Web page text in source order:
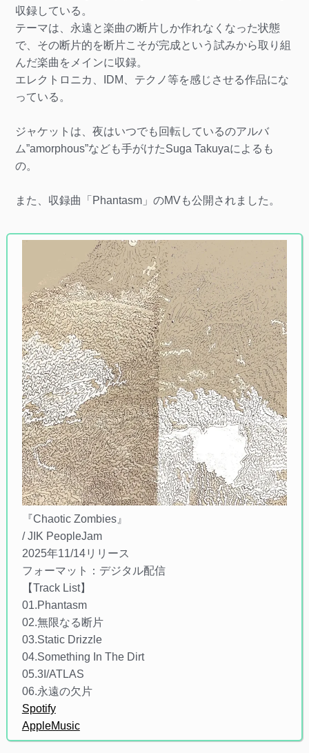
収録している。
テーマは、永遠と楽曲の断片しか作れなくなった状態
で、その断片的を断片こそが完成という試みから取り組
んだ楽曲をメインに収録。
エレクトロニカ、IDM、テクノ等を感じさせる作品にな
っている。
ジャケットは、夜はいつでも回転しているのアルバ
ム”amorphous”なども手がけたSuga Takuyaによるも
の。
また、収録曲「Phantasm」のMVも公開されました。
『Chaotic Zombies』
/ JIK PeopleJam
2025年11/14リリース
フォーマット：デジタル配信
【Track List】
01.Phantasm
02.無限なる断片
03.Static Drizzle
04.Something In The Dirt
05.3I/ATLAS
06.永遠の欠片
Spotify
AppleMusic